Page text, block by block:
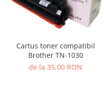
Cartus toner compatibil
Brother TN-1030
de la 35,00 RON